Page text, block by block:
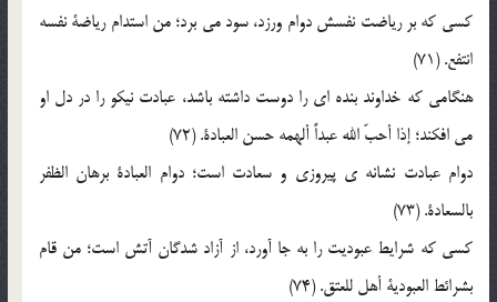
کسي که بر رياضت نفسش دوام ورزد، سود مي برد؛ من استدام رياضة نفسه
انتفع. (71)
هنگامي که خداوند بنده اي را دوست داشته باشد، عبادت نيکو را در دل او
مي افکند؛ إذا أحبّ الله عبداً ألهمه حسن العبادة. (72)
دوام عبادت نشانه ي پيروزي و سعادت است؛ دوام العبادة برهان الظفر
بالسعادة. (73)
کسي که شرايط عبوديت را به جا آورد، از آزاد شدگان آتش است؛ من قام
بشرائط العبودية أهل للعتق. (74)